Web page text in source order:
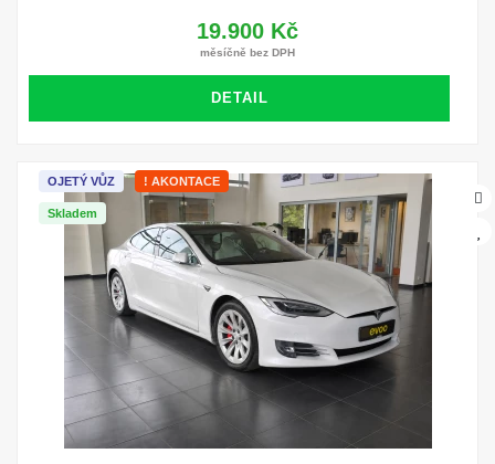
19.900 Kč
měsíčně bez DPH
DETAIL
OJETÝ VŮZ ! AKONTACE
Skladem